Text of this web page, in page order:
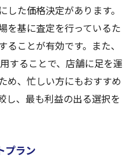
た価格決定があります。
を基に査定を行っているた
ことが有効です。また、
することで、店舗に足を運
め、忙しい方にもおすすめ
し、最も利益の出る選択を
プラン